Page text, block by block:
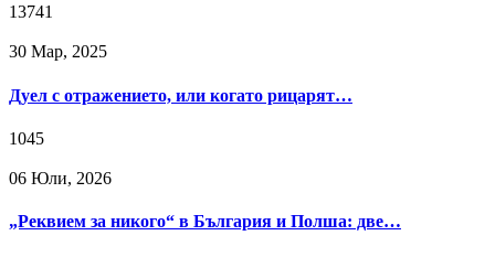
13741
30 Мар, 2025
Дуел с отражението, или когато рицарят…
1045
06 Юли, 2026
„Реквием за никого“ в България и Полша: две…